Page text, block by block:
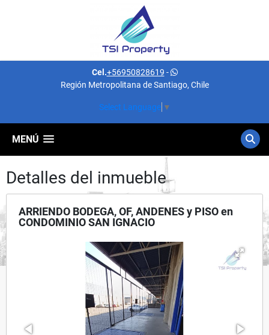
Cel.+56950828619 -
Región Metropolitana de Santiago, Chile
Select Language ▼
MENÚ
Detalles del inmueble
ARRIENDO BODEGA, OF, ANDENES y PISO en
CONDOMINIO SAN IGNACIO